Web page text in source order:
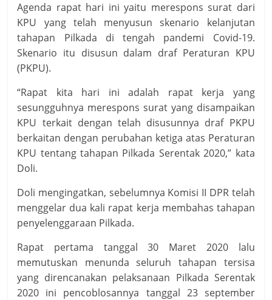
Agenda rapat hari ini yaitu merespons surat dari
KPU yang telah menyusun skenario kelanjutan
tahapan Pilkada di tengah pandemi Covid-19.
Skenario itu disusun dalam draf Peraturan KPU
(PKPU).
“Rapat kita hari ini adalah rapat kerja yang
sesungguhnya merespons surat yang disampaikan
KPU terkait dengan telah disusunnya draf PKPU
berkaitan dengan perubahan ketiga atas Peraturan
KPU tentang tahapan Pilkada Serentak 2020,” kata
Doli.
Doli mengingatkan, sebelumnya Komisi II DPR telah
menggelar dua kali rapat kerja membahas tahapan
penyelenggaraan Pilkada.
Rapat pertama tanggal 30 Maret 2020 lalu
memutuskan menunda seluruh tahapan tersisa
yang direncanakan pelaksanaan Pilkada Serentak
2020 ini pencoblosannya tanggal 23 september